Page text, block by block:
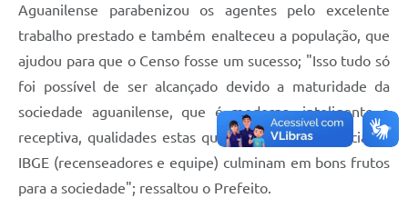
Aguanilense parabenizou os agentes pelo excelente
trabalho prestado e também enalteceu a população, que
ajudou para que o Censo fosse um sucesso; "Isso tudo só
foi possível de ser alcançado devido a maturidade da
sociedade aguanilense, que é moderna, inteligente e
receptiva, qualidades estas que somadas a eficiência do
IBGE (recenseadores e equipe) culminam em bons frutos
para a sociedade"; ressaltou o Prefeito.